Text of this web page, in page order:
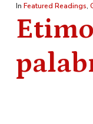
In Featured Readings,